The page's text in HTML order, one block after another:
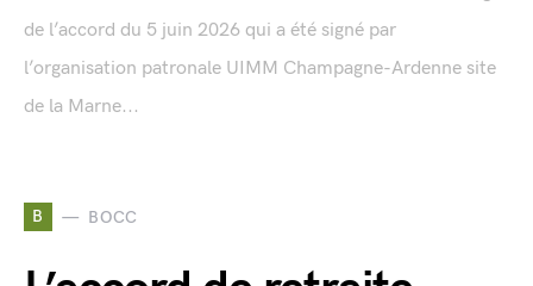
de l’accord du 5 juin 2026 qui a été signé par
l’organisation patronale UIMM Champagne-Ardenne site
de la Marne...
B BOCC